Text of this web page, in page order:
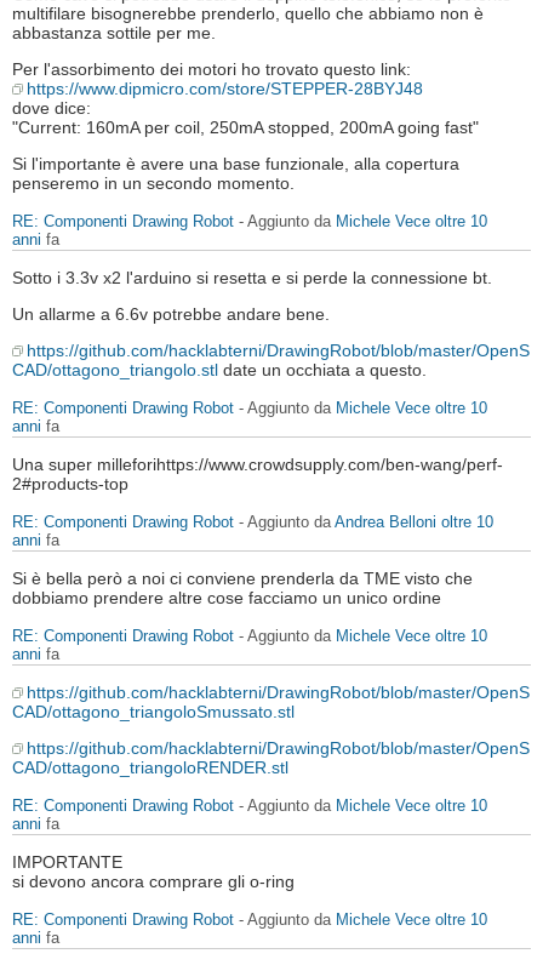
multifilare bisognerebbe prenderlo, quello che abbiamo non è
abbastanza sottile per me.
Per l'assorbimento dei motori ho trovato questo link:
https://www.dipmicro.com/store/STEPPER-28BYJ48
dove dice:
"Current: 160mA per coil, 250mA stopped, 200mA going fast"
Si l'importante è avere una base funzionale, alla copertura
penseremo in un secondo momento.
RE: Componenti Drawing Robot - Aggiunto da Michele Vece oltre 10
anni fa
Sotto i 3.3v x2 l'arduino si resetta e si perde la connessione bt.
Un allarme a 6.6v potrebbe andare bene.
https://github.com/hacklabterni/DrawingRobot/blob/master/OpenS
CAD/ottagono_triangolo.stl date un occhiata a questo.
RE: Componenti Drawing Robot - Aggiunto da Michele Vece oltre 10
anni fa
Una super milleforihttps://www.crowdsupply.com/ben-wang/perf-
2#products-top
RE: Componenti Drawing Robot - Aggiunto daAndrea Belloni oltre 10
anni fa
Si è bella però a noi ci conviene prenderla da TME visto che
dobbiamo prendere altre cose facciamo un unico ordine
RE: Componenti Drawing Robot - Aggiunto da Michele Vece oltre 10
anni fa
https://github.com/hacklabterni/DrawingRobot/blob/master/OpenS
CAD/ottagono_triangoloSmussato.stl
https://github.com/hacklabterni/DrawingRobot/blob/master/OpenS
CAD/ottagono_triangoloRENDER.stl
RE: Componenti Drawing Robot - Aggiunto da Michele Vece oltre 10
anni fa
IMPORTANTE
si devono ancora comprare gli o-ring
RE: Componenti Drawing Robot - Aggiunto da Michele Vece oltre 10
anni fa